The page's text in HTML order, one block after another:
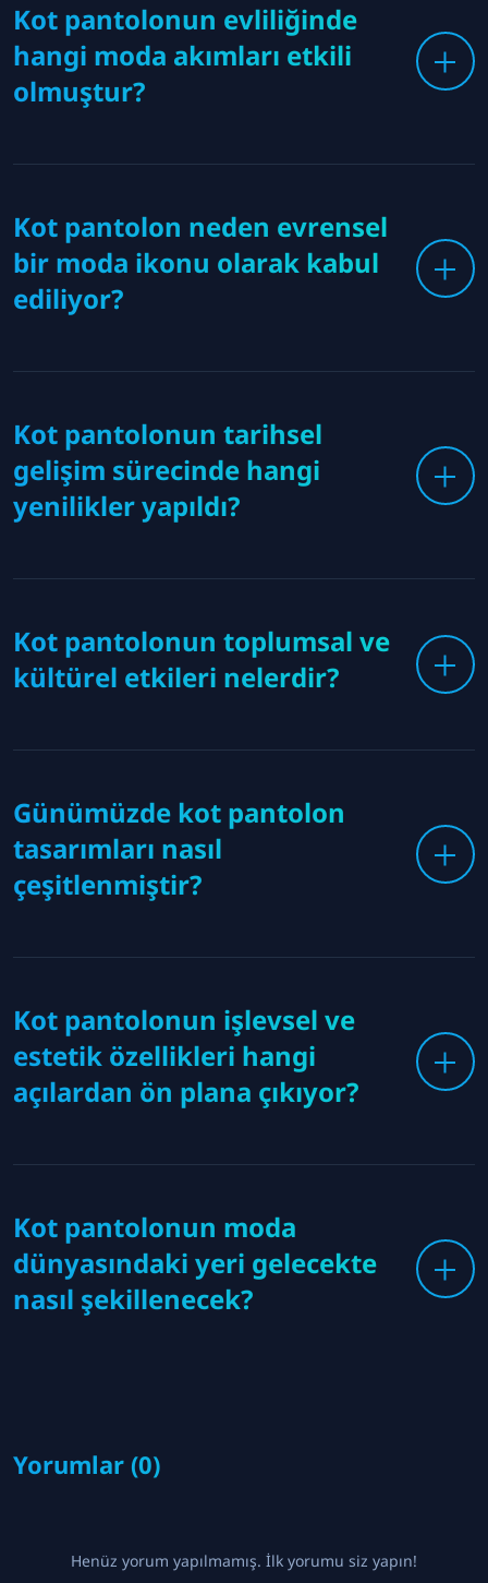
Kot pantolonun evliliğinde
hangi moda akımları etkili
olmuştur?
Kot pantolon neden evrensel
bir moda ikonu olarak kabul
ediliyor?
Kot pantolonun tarihsel
gelişim sürecinde hangi
yenilikler yapıldı?
Kot pantolonun toplumsal ve
kültürel etkileri nelerdir?
Günümüzde kot pantolon
tasarımları nasıl
çeşitlenmiştir?
Kot pantolonun işlevsel ve
estetik özellikleri hangi
açılardan ön plana çıkıyor?
Kot pantolonun moda
dünyasındaki yeri gelecekte
nasıl şekillenecek?
Yorumlar (0)
Henüz yorum yapılmamış. İlk yorumu siz yapın!